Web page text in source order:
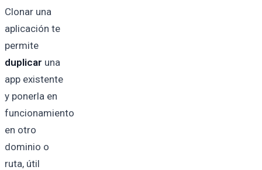
Clonar una
aplicación te
permite
duplicar una
app existente
y ponerla en
funcionamiento
en otro
dominio o
ruta, útil